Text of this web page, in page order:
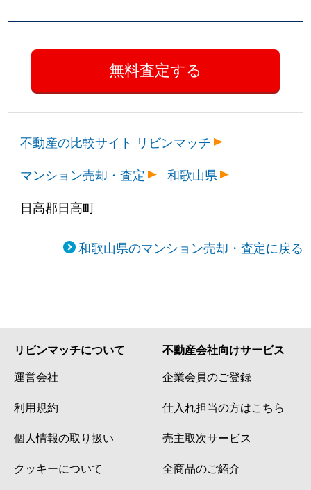
不動産の比較サイト リビンマッチ
マンション売却・査定
和歌山県
日高郡日高町
和歌山県のマンション売却・査定に戻る
リビンマッチについて
運営会社
利用規約
個人情報の取り扱い
クッキーについて
不動産会社向けサービス
企業会員のご登録
仕入れ担当の方はこちら
売主取次サービス
全商品のご紹介